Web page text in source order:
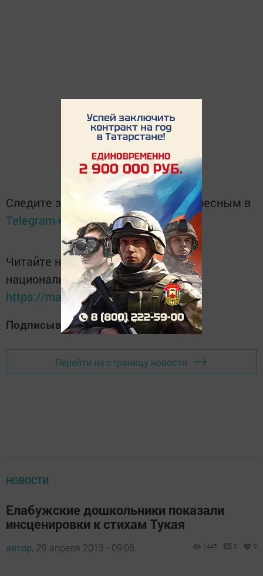
Следите за самым важным и интересным в
Telegram-каналеТатмедиа
Читайте новости Татарстана в
национальном мессенджере MАХ:
https://max.ru/tatmedia
Подписывайтесь на нашДзен-канал
Перейти на страницу новости
НОВОСТИ
Елабужские дошкольники показали
инсценировки к стихам Тукая
автор, 29 апреля 2013 - 09:06 1445 0 0